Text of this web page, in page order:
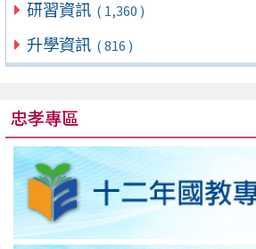
研習資訊 ( 1,360 )
升學資訊 ( 816 )
忠孝專區